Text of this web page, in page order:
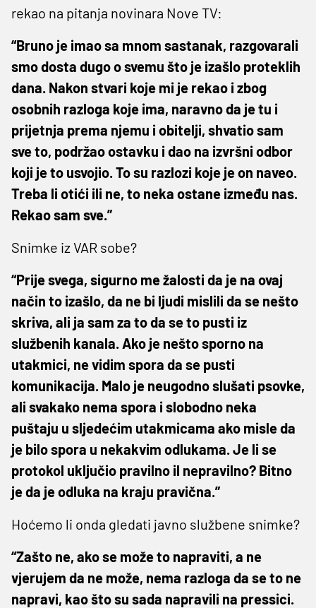
rekao na pitanja novinara Nove TV:
“Bruno je imao sa mnom sastanak, razgovarali
smo dosta dugo o svemu što je izašlo proteklih
dana. Nakon stvari koje mi je rekao i zbog
osobnih razloga koje ima, naravno da je tu i
prijetnja prema njemu i obitelji, shvatio sam
sve to, podržao ostavku i dao na izvršni odbor
koji je to usvojio. To su razlozi koje je on naveo.
Treba li otići ili ne, to neka ostane između nas.
Rekao sam sve.”
Snimke iz VAR sobe?
“Prije svega, sigurno me žalosti da je na ovaj
način to izašlo, da ne bi ljudi mislili da se nešto
skriva, ali ja sam za to da se to pusti iz
službenih kanala. Ako je nešto sporno na
utakmici, ne vidim spora da se pusti
komunikacija. Malo je neugodno slušati psovke,
ali svakako nema spora i slobodno neka
puštaju u sljedećim utakmicama ako misle da
je bilo spora u nekakvim odlukama. Je li se
protokol uključio pravilno il nepravilno? Bitno
je da je odluka na kraju pravična.”
Hoćemo li onda gledati javno službene snimke?
“Zašto ne, ako se može to napraviti, a ne
vjerujem da ne može, nema razloga da se to ne
napravi, kao što su sada napravili na pressici.